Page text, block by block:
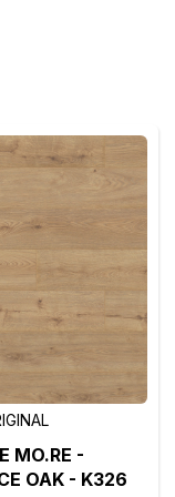
MO.RE -
OAK - K326